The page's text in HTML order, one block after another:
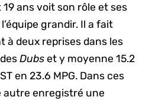
ans voit son rôle et ses
grandir. Il a fait
à deux reprises dans les
Dubs et y moyenne 15.2
en 23.6 MPG. Dans ces
autre enregistré une